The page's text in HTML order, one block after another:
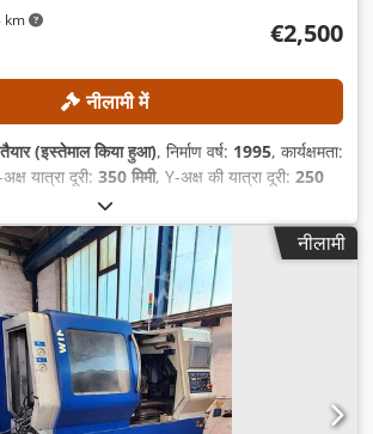
km €2,500
नीलामी में
(इस्तेमाल किया हुआ), निर्माण वर्ष: 1995, कार्यक्षमता:
यात्रा दूरी: 350 मिमी, Y-अक्ष की यात्रा दूरी: 250
, वर्कपीस का अधिकतम वजन:
T,
नीलामी